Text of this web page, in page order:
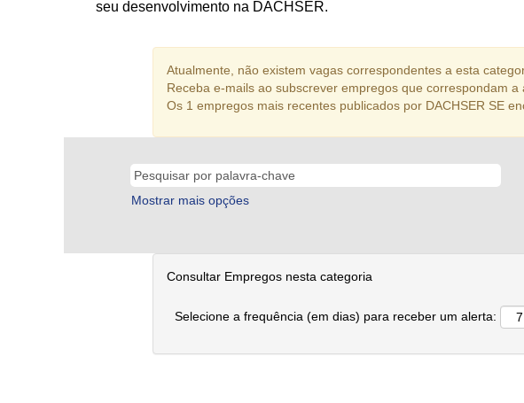
seu desenvolvimento na DACHSER.
Atualmente, não existem vagas correspondentes a esta
Receba e-mails ao subscrever empregos que correspondam
Os 1 empregos mais recentes publicados por DACHSER SE
Mostrar mais opções
Consultar Empregos nesta categoria
Selecione a frequência (em dias) para receber um alerta: